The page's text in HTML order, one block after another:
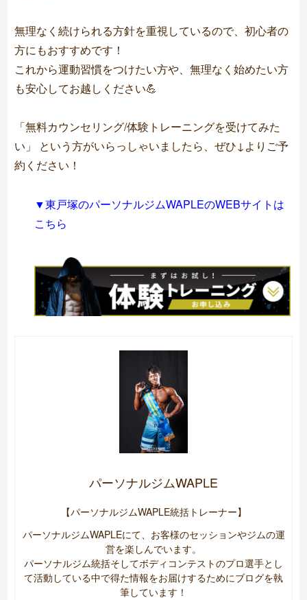
無理なく続けられる方針を重視しているので、初心者の
方にもおすすめです！
これから運動習慣をつけたい方や、無理なく始めたい方
も安心してお越しください💪
「無料カウンセリング/体験トレーニングを受けてみた
い」 という方がいらっしゃいましたら、ぜひ↓よりご予
約ください！
▼東戸塚のパーソナルジムWAPLEのWEBサイトは
こちら
パーソナルジムWAPLE
【パーソナルジムWAPLE統括トレーナー】
パーソナルジムWAPLEにて、お客様のセッションやジムの運
営を楽しんでいます。
パーソナルジム統括そしてボディコンテストのプロ選手とし
て活動している中で得た情報をお届けするためにブログを執
筆しています！